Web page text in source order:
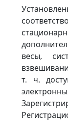
весы,
т. ч.